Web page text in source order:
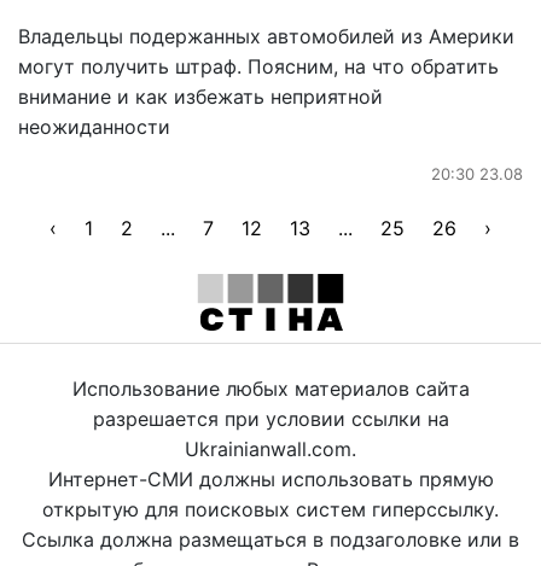
Владельцы подержанных автомобилей из Америки
могут получить штраф. Поясним, на что обратить
внимание и как избежать неприятной
неожиданности
20:30 23.08
‹ 1 2 ... 7 12 13 ... 25 26 ›
Использование любых материалов сайта
разрешается при условии ссылки на
Ukrainianwall.com.
Интернет-СМИ должны использовать прямую
открытую для поисковых систем гиперссылку.
Ссылка должна размещаться в подзаголовке или в